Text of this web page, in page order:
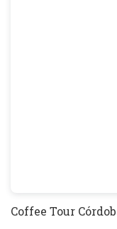
Coffee Tour